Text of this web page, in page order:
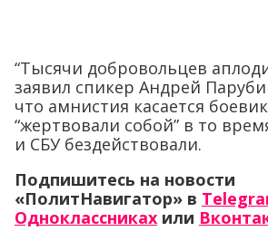
“Тысячи добровольцев
заявил спикер Андрей
что амнистия касается
“жертвовали собой” в то
и СБУ бездействовали.
Подпишитесь на новости
«ПолитНавигатор» в
Одноклассниках или